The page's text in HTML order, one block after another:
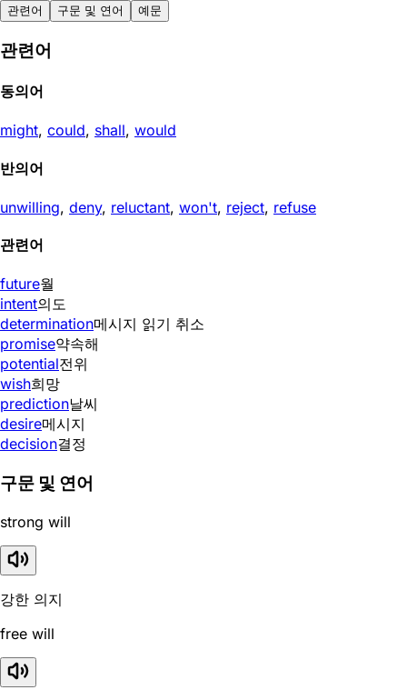
관련어 구문 및 연어 예문
관련어
동의어
might, could, shall, would
반의어
unwilling, deny, reluctant, won't, reject, refuse
관련어
future월
intent의도
determination메시지 읽기 취소
promise약속해
potential전위
wish희망
prediction날씨
desire메시지
decision결정
구문 및 연어
strong will
강한 의지
free will